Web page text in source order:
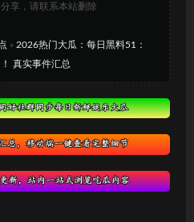
享，请联系本站删除
» 2026热门大瓜：每日黑料51：
真实事件汇总